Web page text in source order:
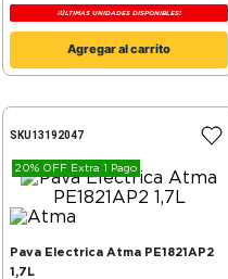
¡ÚLTIMAS UNIDADES DISPONIBLES!
Agregar al carrito
SKU13192047
20% OFF Extra 1 Pago
Pava Electrica Atma PE1821AP2
1,7L